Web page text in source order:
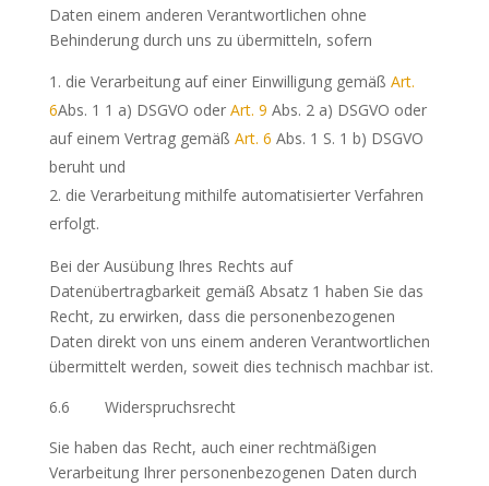
Daten einem anderen Verantwortlichen ohne
Behinderung durch uns zu übermitteln, sofern
die Verarbeitung auf einer Einwilligung gemäß Art.
6Abs. 1 1 a) DSGVO oder Art. 9 Abs. 2 a) DSGVO oder
auf einem Vertrag gemäß Art. 6 Abs. 1 S. 1 b) DSGVO
beruht und
die Verarbeitung mithilfe automatisierter Verfahren
erfolgt.
Bei der Ausübung Ihres Rechts auf
Datenübertragbarkeit gemäß Absatz 1 haben Sie das
Recht, zu erwirken, dass die personenbezogenen
Daten direkt von uns einem anderen Verantwortlichen
übermittelt werden, soweit dies technisch machbar ist.
6.6 Widerspruchsrecht
Sie haben das Recht, auch einer rechtmäßigen
Verarbeitung Ihrer personenbezogenen Daten durch